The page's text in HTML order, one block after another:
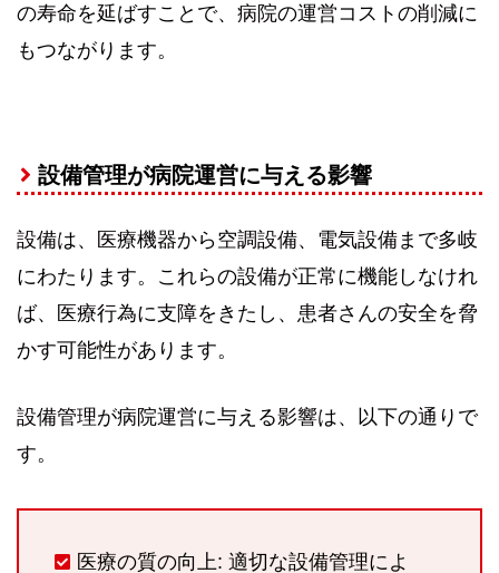
の寿命を延ばすことで、病院の運営コストの削減に
もつながります。
設備管理が病院運営に与える影響
設備は、医療機器から空調設備、電気設備まで多岐
にわたります。これらの設備が正常に機能しなけれ
ば、医療行為に支障をきたし、患者さんの安全を脅
かす可能性があります。
設備管理が病院運営に与える影響は、以下の通りで
す。
医療の質の向上: 適切な設備管理によ